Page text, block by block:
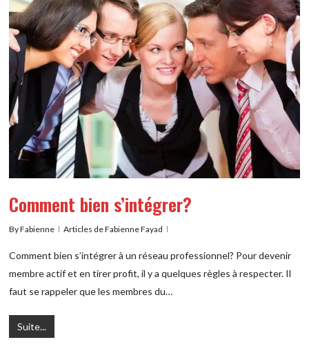
Comment bien s’intégrer?
ByFabienne Articles de Fabienne Fayad
Comment bien s’intégrer à un réseau professionnel? Pour devenir
membre actif et en tirer profit, il y a quelques règles à respecter. Il
faut se rappeler que les membres du…
Suite...